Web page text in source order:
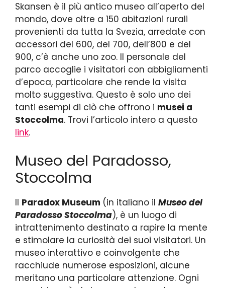
Skansen è il più antico museo all’aperto del
mondo, dove oltre a 150 abitazioni rurali
provenienti da tutta la Svezia, arredate con
accessori del 600, del 700, dell’800 e del
900, c’è anche uno zoo. Il personale del
parco accoglie i visitatori con abbigliamenti
d’epoca, particolare che rende la visita
molto suggestiva. Questo è solo uno dei
tanti esempi di ciò che offrono i musei a
Stoccolma. Trovi l’articolo intero a questo
link.
Museo del Paradosso,
Stoccolma
Il Paradox Museum (in italiano il Museo del
Paradosso Stoccolma), è un luogo di
intrattenimento destinato a rapire la mente
e stimolare la curiosità dei suoi visitatori. Un
museo interattivo e coinvolgente che
racchiude numerose esposizioni, alcune
meritano una particolare attenzione. Ogni